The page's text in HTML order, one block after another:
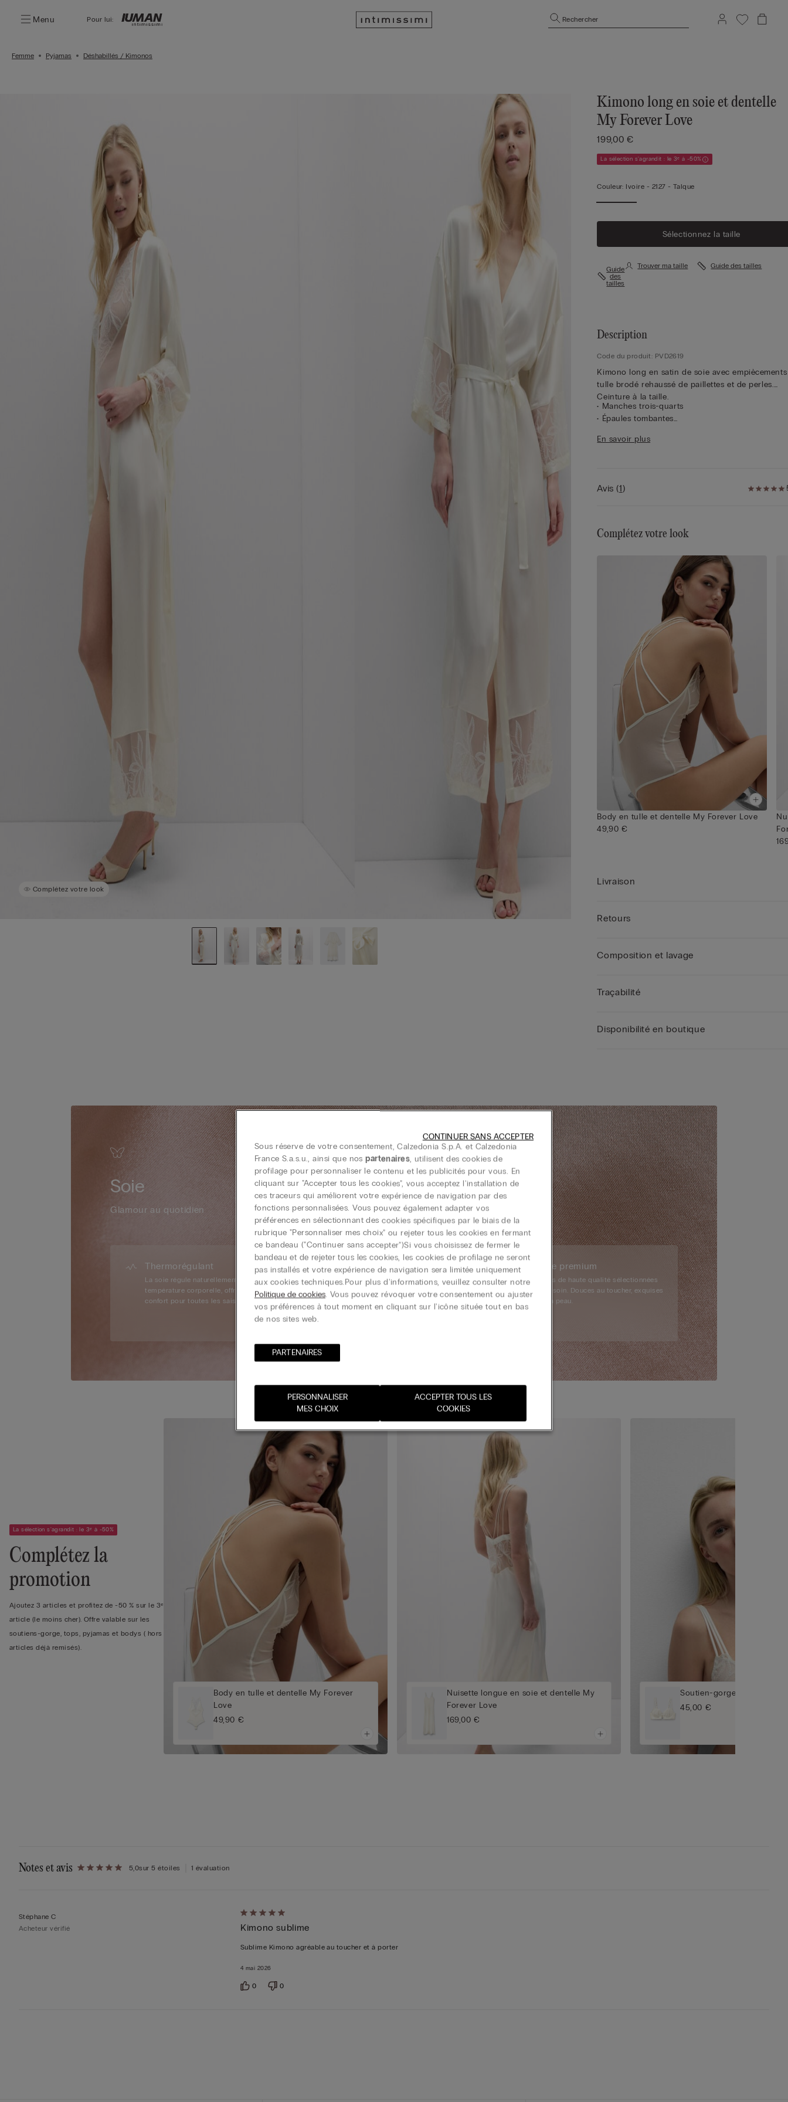
Menu Pour lui: Rechercher
Femme Pyjamas Déshabillés / Kimonos
Complétez votre look
Kimono long en soie et dentelle
My Forever Love
199,00 €
La sélection s'agrandit : le 3ᵉ à -50%
Couleur: Ivoire - 2127 - Talque
Sélectionnez la taille
Guide
des
tailles
Trouver ma taille Guide des tailles
Description
Code du produit: PVD2619
Kimono long en satin de soie avec
tulle brodé rehaussé de paillettes et de perles.
Ceinture à la taille.
• Manches trois-quarts
• Épaules tombantes
• Le mannequin mesure 1,75 m et porte une taille
En savoir plus
Avis(1)
Complétez votre look
Body en tulle et dentelle My Forever Love
49,90 €
Livraison
Retours
Composition et lavage
Traçabilité
Disponibilité en boutique
Soie
Glamour au quotidien
Thermorégulant
La soie régule naturellement la
température corporelle, offrant un
confort pour toutes les saisons.
Brillance raffinée
Sa brillance naturelle apporte une
apparence radieuse, parfaitement
coupée pour épouser le corps avec
une légèreté inégalée. L’incarnation de
Fibre premium
Fibres de haute qualité sélectionnées
avec soin. Douces au toucher, exquises
sur la peau.
La sélection s'agrandit : le 3ᵉ à -50%
Complétez la
promotion
Ajoutez 3 articles et profitez de -50 % sur le 3ᵉ
article (le moins cher). Offre valable sur les
soutiens-gorge, tops, pyjamas et bodys ( hors
articles déjà remisés).
Body en tulle et dentelle My Forever
Love
49,90 €
Nuisette longue en soie et dentelle My
Forever Love
169,00 €
Soutien-gorge corbeille My
45,00 €
Notes et avis 5,0sur 5 étoiles 1 évaluation
Stéphane C
Acheteur vérifié
Évalué
5sur 5
Kimono sublime
Sublime Kimono agréable au toucher et à porter
4 mai 2026
0 0
Sous réserve de votre consentement, Calzedonia S.p.A. et Calzedonia
France S.a.s.u., ainsi que nospartenaires, utilisent des cookies de
profilage pour personnaliser le contenu et les publicités pour vous. En
cliquant sur "Accepter tous les cookies", vous acceptez l'installation de
ces traceurs qui améliorent votre expérience de navigation par des
fonctions personnalisées. Vous pouvez également adapter vos
préférences en sélectionnant des cookies spécifiques par le biais de la
rubrique "Personnaliser mes choix" ou rejeter tous les cookies en fermant
ce bandeau ("Continuer sans accepter")​ Si vous choisissez de fermer le
bandeau et de rejeter tous les cookies, les cookies de profilage ne seront
pas installés et votre expérience de navigation sera limitée uniquement
aux cookies techniques.​ Pour plus d'informations, veuillez consulter notre
Politique de cookies. Vous pouvez révoquer votre consentement ou ajuster
vos préférences à tout moment en cliquant sur l'icône située tout en bas
de nos sites web.
PARTENAIRES​
PERSONNALISER
MES CHOIX
ACCEPTER TOUS LES
COOKIES
CONTINUER SANS ACCEPTER